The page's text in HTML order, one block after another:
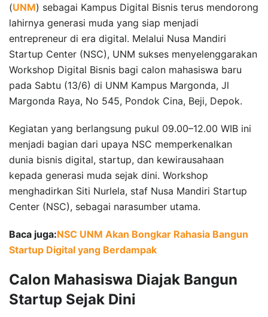
(UNM) sebagai Kampus Digital Bisnis terus mendorong
lahirnya generasi muda yang siap menjadi
entrepreneur di era digital. Melalui Nusa Mandiri
Startup Center (NSC), UNM sukses menyelenggarakan
Workshop Digital Bisnis bagi calon mahasiswa baru
pada Sabtu (13/6) di UNM Kampus Margonda, Jl
Margonda Raya, No 545, Pondok Cina, Beji, Depok.
Kegiatan yang berlangsung pukul 09.00–12.00 WIB ini
menjadi bagian dari upaya NSC memperkenalkan
dunia bisnis digital, startup, dan kewirausahaan
kepada generasi muda sejak dini. Workshop
menghadirkan Siti Nurlela, staf Nusa Mandiri Startup
Center (NSC), sebagai narasumber utama.
Baca juga:NSC UNM Akan Bongkar Rahasia Bangun
Startup Digital yang Berdampak
Calon Mahasiswa Diajak Bangun
Startup Sejak Dini